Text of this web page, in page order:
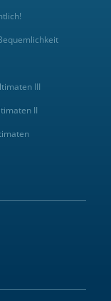
III
II